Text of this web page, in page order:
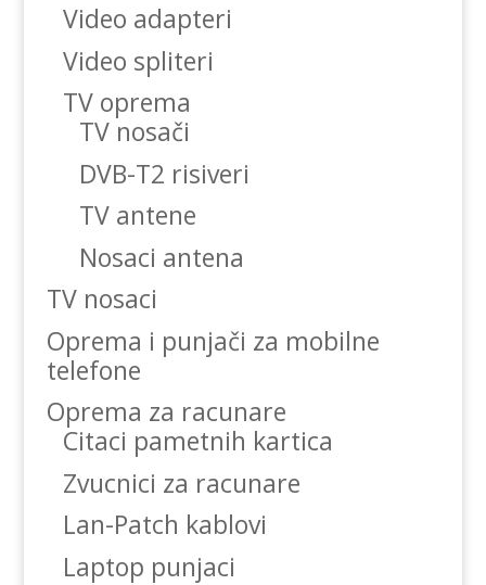
Video adapteri
Video spliteri
TV oprema
TV nosači
DVB-T2 risiveri
TV antene
Nosaci antena
TV nosaci
Oprema i punjači za mobilne
telefone
Oprema za racunare
Citaci pametnih kartica
Zvucnici za racunare
Lan-Patch kablovi
Laptop punjaci